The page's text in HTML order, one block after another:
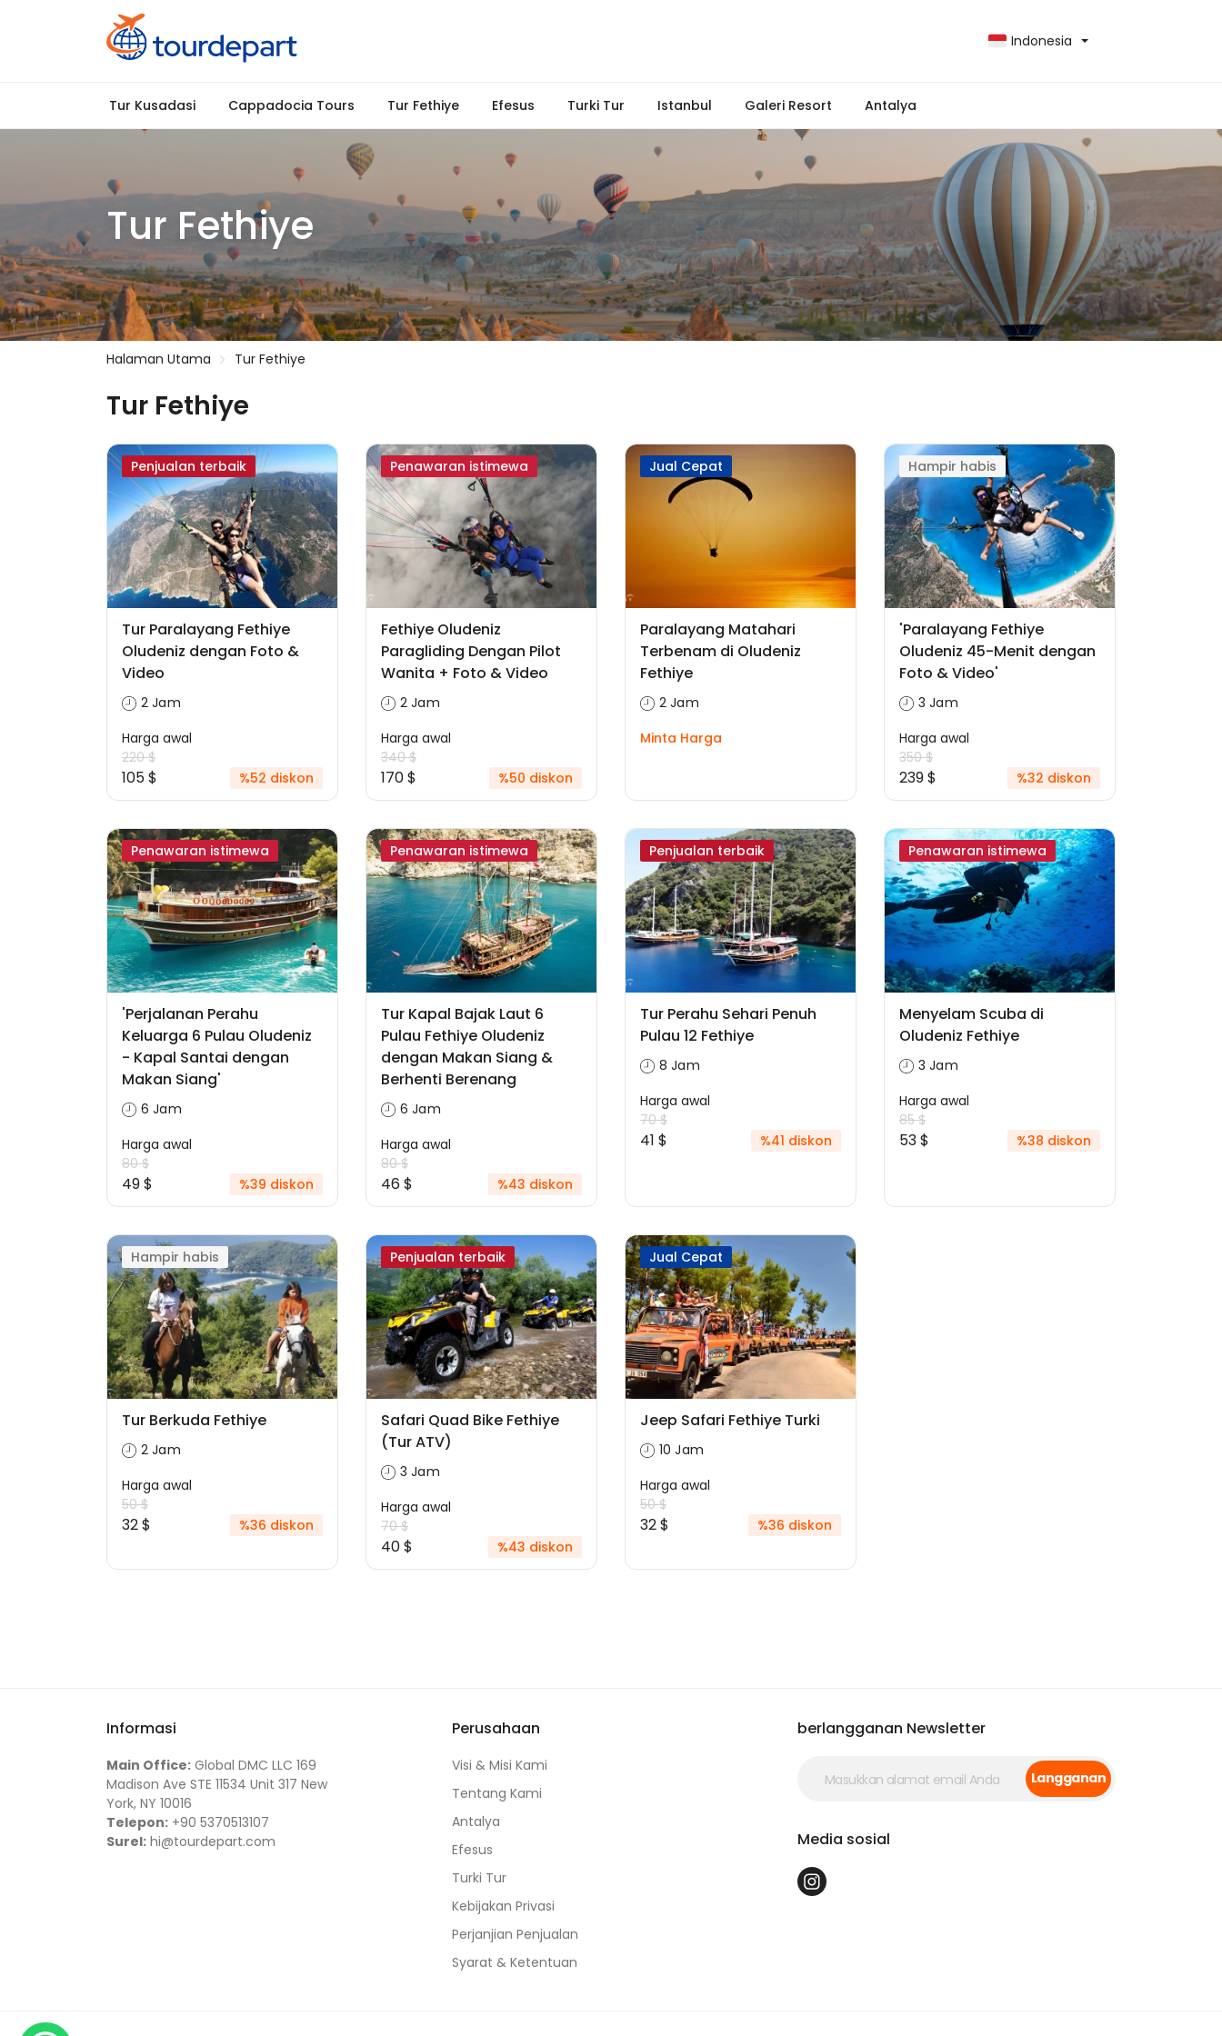
Indonesia
Tur Kusadasi Cappadocia Tours Tur Fethiye Efesus Turki Tur Istanbul Galeri Resort Antalya
Tur Fethiye
Halaman Utama Tur Fethiye
Tur Fethiye
Penjualan terbaik
Tur Paralayang Fethiye
Oludeniz dengan Foto &
Video
2 Jam
Harga awal
220 $
105 $ %52 diskon
Penawaran istimewa
Fethiye Oludeniz
Paragliding Dengan Pilot
Wanita + Foto & Video
2 Jam
Harga awal
340 $
170 $ %50 diskon
Jual Cepat
Paralayang Matahari
Terbenam di Oludeniz
Fethiye
2 Jam
Minta Harga
Hampir habis
'Paralayang Fethiye
Oludeniz 45-Menit dengan
Foto & Video'
3 Jam
Harga awal
350 $
239 $ %32 diskon
Penawaran istimewa
'Perjalanan Perahu
Keluarga 6 Pulau Oludeniz
- Kapal Santai dengan
Makan Siang'
6 Jam
Harga awal
80 $
49 $ %39 diskon
Penawaran istimewa
Tur Kapal Bajak Laut 6
Pulau Fethiye Oludeniz
dengan Makan Siang &
Berhenti Berenang
6 Jam
Harga awal
80 $
46 $ %43 diskon
Penjualan terbaik
Tur Perahu Sehari Penuh
Pulau 12 Fethiye
8 Jam
Harga awal
70 $
41 $ %41 diskon
Penawaran istimewa
Menyelam Scuba di
Oludeniz Fethiye
3 Jam
Harga awal
85 $
53 $ %38 diskon
Hampir habis
Tur Berkuda Fethiye
2 Jam
Harga awal
50 $
32 $ %36 diskon
Penjualan terbaik
Safari Quad Bike Fethiye
(Tur ATV)
3 Jam
Harga awal
70 $
40 $ %43 diskon
Jual Cepat
Jeep Safari Fethiye Turki
10 Jam
Harga awal
50 $
32 $ %36 diskon
Informasi
Main Office: Global DMC LLC 169
Madison Ave STE 11534 Unit 317 New
York, NY 10016
Telepon: +90 5370513107
Surel: hi@tourdepart.com
Perusahaan
Visi & Misi Kami
Tentang Kami
Antalya
Efesus
Turki Tur
Kebijakan Privasi
Perjanjian Penjualan
Syarat & Ketentuan
berlangganan Newsletter
Langganan
Media sosial